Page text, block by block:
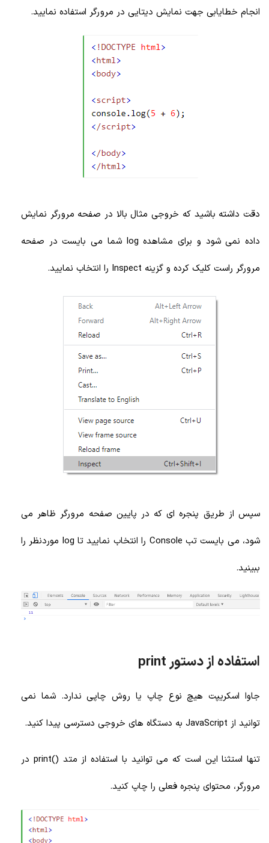
انجام خطایابی جهت نمایش دیتایی در مرورگر استفاده نمایید.
دقت داشته باشید که خروجی مثال بالا در صفحه مرورگر نمایش
داده نمی شود و برای مشاهده log شما می بایست در صفحه
مرورگر راست کلیک کرده و گزینه Inspect را انتخاب نمایید.
سپس از طریق پنجره ای که در پایین صفحه مرورگر ظاهر می
شود، می بایست تب Console را انتخاب نمایید تا log موردنظر را
ببینید.
استفاده از دستور print
جاوا اسکریپت هیچ نوع چاپ یا روش چاپی ندارد. شما نمی
توانید از JavaScript به دستگاه های خروجی دسترسی پیدا کنید.
تنها استثنا این است که می توانید با استفاده از متد ()print در
مرورگر، محتوای پنجره فعلی را چاپ کنید.